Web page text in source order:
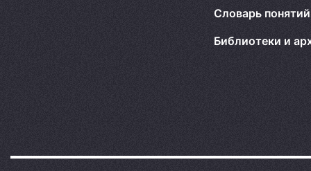
Словарь понятий
Библиотеки и